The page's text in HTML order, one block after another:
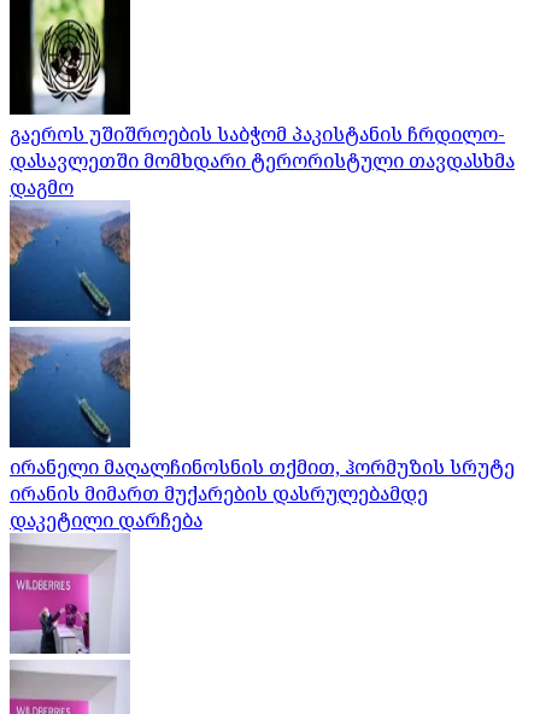
გაეროს უშიშროების საბჭომ პაკისტანის ჩრდილო-
დასავლეთში მომხდარი ტერორისტული თავდასხმა
დაგმო
ირანელი მაღალჩინოსნის თქმით, ჰორმუზის სრუტე
ირანის მიმართ მუქარების დასრულებამდე
დაკეტილი დარჩება